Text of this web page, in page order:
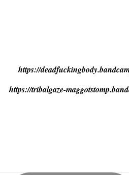
https://
https://tribalgaze-